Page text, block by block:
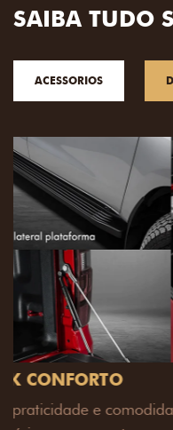
SAIBA TUDO
ACESSORIOS
PACK OFF-ROAD
Prepare sua picape